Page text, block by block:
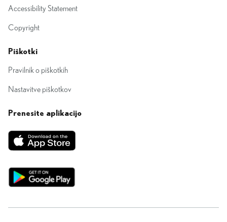
Accessibility Statement
Copyright
Piškotki
Pravilnik o piškotkih
Nastavitve piškotkov
Prenesite aplikacijo